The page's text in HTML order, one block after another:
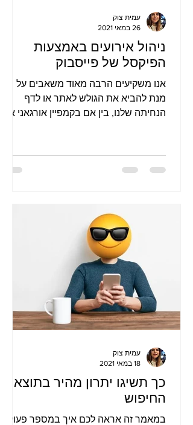
ניהול אירועים באמצעות
הפיקסל של פייסבוק
אנו משקיעים הרבה מאוד משאבים על
מנת להביא את הגולש לאתר או לדף
הנחיתה שלנו, בין אם בקמפיין אורגאני או
עמית צוק
26 במאי 2021
כך תשיגו יתרון מהיר בתוצאות
החיפוש
במאמר זה אראה לכם איך במספר פעולות
עמית צוק
18 במאי 2021